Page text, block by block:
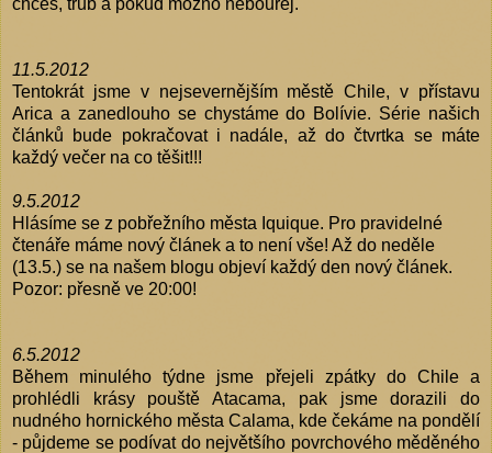
11.5.2012
Tentokrát jsme v nejsevernějším městě Chile, v přístavu
Arica a zanedlouho se chystáme do Bolívie. Série našich
článků bude pokračovat i nadále, až do čtvrtka se máte
každý večer na co těšit!!!
9.5.2012
Hlásíme se z pobřežního města Iquique. Pro pravidelné
čtenáře máme nový článek a to není vše! Až do neděle
(13.5.) se na našem blogu objeví každý den nový článek.
Pozor: přesně ve 20:00!
6.5.2012
Během minulého týdne jsme přejeli zpátky do Chile a
prohlédli krásy pouště Atacama, pak jsme dorazili do
nudného hornického města Calama, kde čekáme na pondělí
- půjdeme se podívat do největšího povrchového měděného